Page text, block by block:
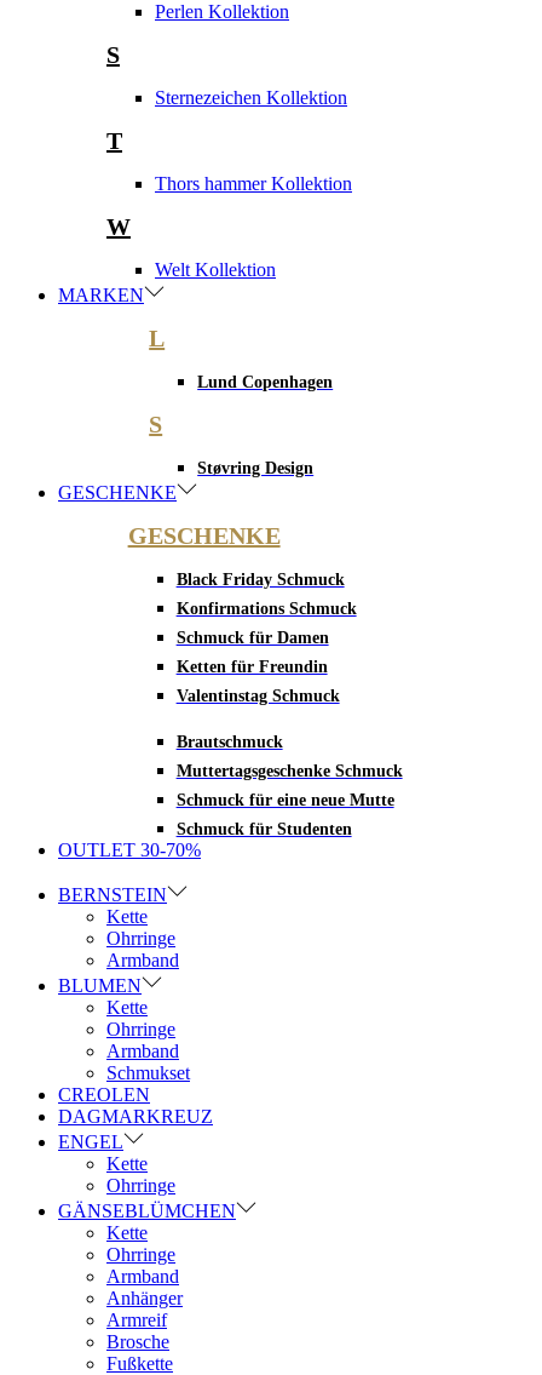
Perlen Kollektion
S
Sternezeichen Kollektion
T
Thors hammer Kollektion
W
Welt Kollektion
MARKEN
L
Lund Copenhagen
S
Støvring Design
GESCHENKE
GESCHENKE
Black Friday Schmuck
Konfirmations Schmuck
Schmuck für Damen
Ketten für Freundin
Valentinstag Schmuck
Brautschmuck
Muttertagsgeschenke Schmuck
Schmuck für eine neue Mutte
Schmuck für Studenten
OUTLET 30-70%
BERNSTEIN
Kette
Ohrringe
Armband
BLUMEN
Kette
Ohrringe
Armband
Schmukset
CREOLEN
DAGMARKREUZ
ENGEL
Kette
Ohrringe
GÄNSEBLÜMCHEN
Kette
Ohrringe
Armband
Anhänger
Armreif
Brosche
Fußkette